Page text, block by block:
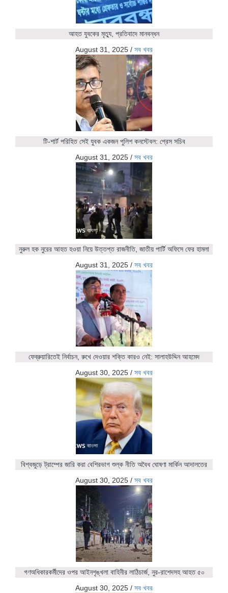
আহত যুবকের মৃত্যু, প্রতিবাদে মানবন্ধন
August 31, 2025 / সব খবর
টি-শার্ট পরিহিত সেই যুবক একজন পুলিশ কনস্টেবল: প্রেস সচিব
August 31, 2025 / সব খবর
নুরুল হক নুরের আহত হওয়া নিয়ে উত্তপ্ত রাজনীতি, জাতীয় পার্টি অফিসে ফের হামলা
August 31, 2025 / সব খবর
ফেব্রুয়ারিতেই নির্বাচন, রুখে দেওয়ার শক্তি কারও নেই: সালাহউদ্দিন আহমেদ
August 30, 2025 / সব খবর
বিশ্বজুড়ে ট্রাম্পের জারি করা বেশিরভাগ শুল্ক নীতি অবৈধ ঘোষণা মার্কিন আদালতের
August 30, 2025 / সব খবর
গণঅধিকারকর্মীদের ওপর আইনশৃঙ্খলা বাহিনীর লাঠিচার্জ, নুর-রাশেদসহ আহত ৫০
August 30, 2025 / সব খবর